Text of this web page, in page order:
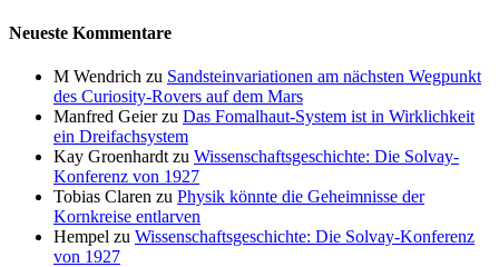
Neueste Kommentare
M Wendrich zu Sandsteinvariationen am nächsten Wegpunkt
des Curiosity-Rovers auf dem Mars
Manfred Geierzu Das Fomalhaut-System ist in Wirklichkeit
ein Dreifachsystem
Kay Groenhardt zu Wissenschaftsgeschichte: Die Solvay-
Konferenz von 1927
Tobias Claren zu Physik könnte die Geheimnisse der
Kornkreise entlarven
Hempel zu Wissenschaftsgeschichte: Die Solvay-Konferenz
von 1927